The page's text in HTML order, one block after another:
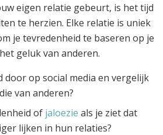
eigen relatie gebeurt, is het tijd
te herzien. Elke relatie is uniek
je tevredenheid te baseren op je
geluk van anderen.
door op social media en vergelijk
van anderen?
of jaloezie als je ziet dat
lijken in hun relaties?